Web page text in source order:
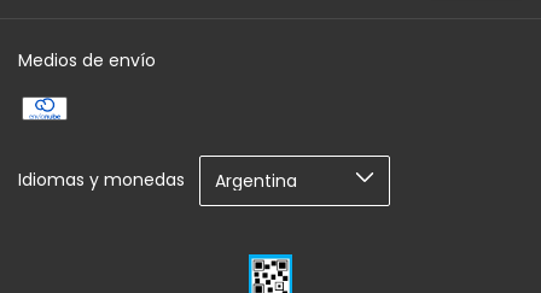
Medios de envío
Idiomas y monedas